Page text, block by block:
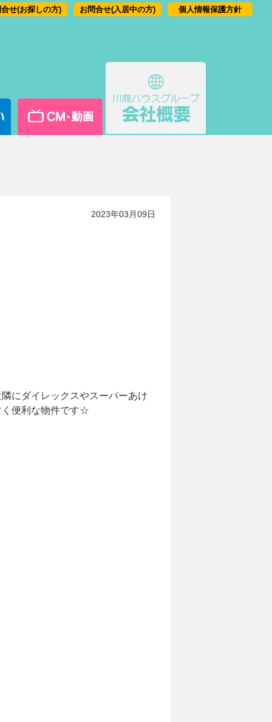
個人情報保護方針
お問合せ(入居中の方)
合せ(お探しの方)
2023年03月09日
にダイレックスやスーパーあけ
く便利な物件です☆